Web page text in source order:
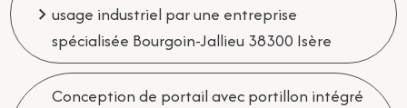
usage industriel par une entreprise
spécialisée Bourgoin-Jallieu 38300 Isère
Conception de portail avec portillon intégré